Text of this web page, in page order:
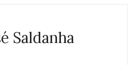
Saldanha